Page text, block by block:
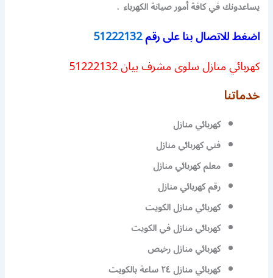
يساعدونك في كافة أمور صيانة الكهرباء .
اضغط للاتصال بنا على رقم51222132
كهربائي منازل سلوى مشرف بيان 51222132
خدماتنا
كهربائي منازل
فني كهربائي منازل
معلم كهربائي منازل
رقم كهربائي منازل
كهربائي منازل الكويت
كهربائي منازل في الكويت
كهربائي منازل رخيص
كهربائي منازل ٢٤ ساعة بالكويت